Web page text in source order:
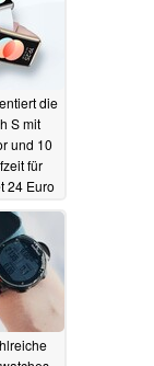
die
S mit
und 10
für
24 Euro